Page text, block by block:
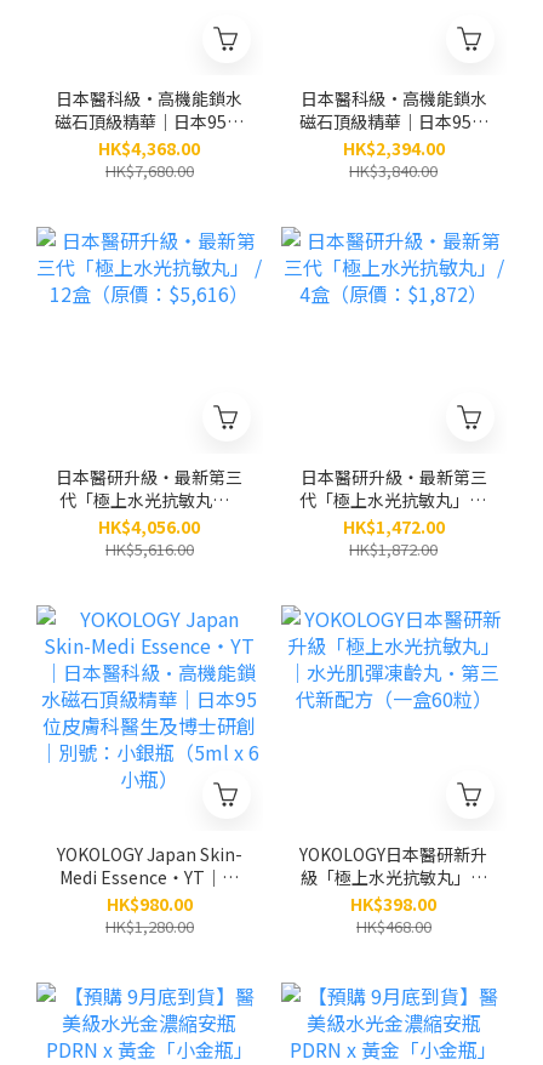
日本醫科級•高機能鎖水
磁石頂級精華｜日本95位
皮膚科醫生及博士研創｜
別號：小銀瓶 / 6盒（原
HK$4,368.00
HK$7,680.00
日本醫科級•高機能鎖水
磁石頂級精華｜日本95位
皮膚科醫生及博士研創｜
別號：小銀瓶 / 3盒（原
HK$2,394.00
HK$3,840.00
日本醫研升級・最新第三
代「極上水光抗敏丸」 /
12盒（原價：$5,616）
HK$4,056.00
HK$5,616.00
日本醫研升級・最新第三
代「極上水光抗敏丸」/ 4
盒（原價：$1,872）
HK$1,472.00
HK$1,872.00
YOKOLOGY Japan Skin-
Medi Essence・YT｜日
本醫科級•高機能鎖水磁
石頂級精華｜日本95位皮
瓶）
HK$980.00
HK$1,280.00
YOKOLOGY日本醫研新升
級「極上水光抗敏丸」｜
水光肌彈凍齡丸•第三代
新配方（一盒60粒）
HK$398.00
HK$468.00